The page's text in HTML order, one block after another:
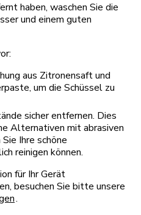
haben, waschen Sie die
und einem guten
aus Zitronensaft und
um die Schüssel zu
sicher entfernen. Dies
Alternativen mit abrasiven
Ihre schöne
reinigen können.
für Ihr Gerät
besuchen Sie bitte unsere
.